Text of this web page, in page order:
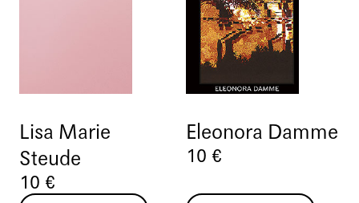
Lisa Marie
Steude
10 €
Eleonora Damme
10 €